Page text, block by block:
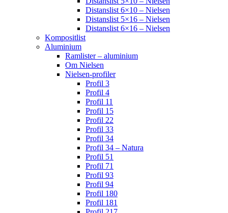
Distanslist 6×10 – Nielsen
Distanslist 5×16 – Nielsen
Distanslist 6×16 – Nielsen
Kompositlist
Aluminium
Ramlister – aluminium
Om Nielsen
Nielsen-profiler
Profil 3
Profil 4
Profil 11
Profil 15
Profil 22
Profil 33
Profil 34
Profil 34 – Natura
Profil 51
Profil 71
Profil 93
Profil 94
Profil 180
Profil 181